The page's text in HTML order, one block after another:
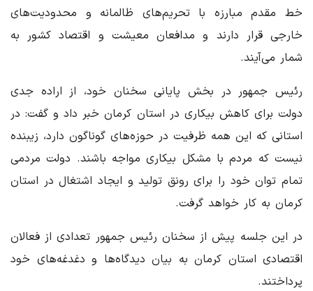
خط مقدم مبارزه با تحریم‌های ظالمانه و محدودیت‌های
خارجی قرار دارند و مدافعان معیشت و اقتصاد کشور به
شمار می‌آیند.
رئیس جمهور در بخش پایانی سخنان خود، از اراده جدی
دولت برای کاهش بیکاری در استان کرمان خبر داد و گفت: در
استانی که این همه ظرفیت در حوزه‌های گوناگون دارد، زیبنده
نیست که مردم با مشکل بیکاری مواجه باشند. دولت مردمی
تمام توان خود را برای رونق تولید و ایجاد اشتغال در استان
کرمان به کار خواهد گرفت.
در این جلسه پیش از سخنان رئیس جمهور تعدادی از فعالان
اقتصادی استان کرمان به بیان دیدگاه‌ها و دغدغه‌های خود
پرداختند.